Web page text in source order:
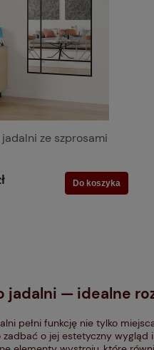
ze szprosami
Do koszyka
jadalni — idealne
pełni funkcję nie tylko
o jej estetyczny wygląd